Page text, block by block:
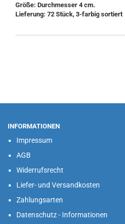
Größe: Durchmesser 4 cm.
Lieferung: 72 Stück, 3-farbig sortiert
INFORMATIONEN
Impressum
AGB
Widerrufsrecht
Liefer- und Versandkosten
Zahlungsarten
Datenschutz - Informationen